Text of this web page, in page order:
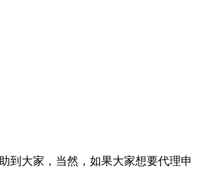
到大家，当然，如果大家想要代理申